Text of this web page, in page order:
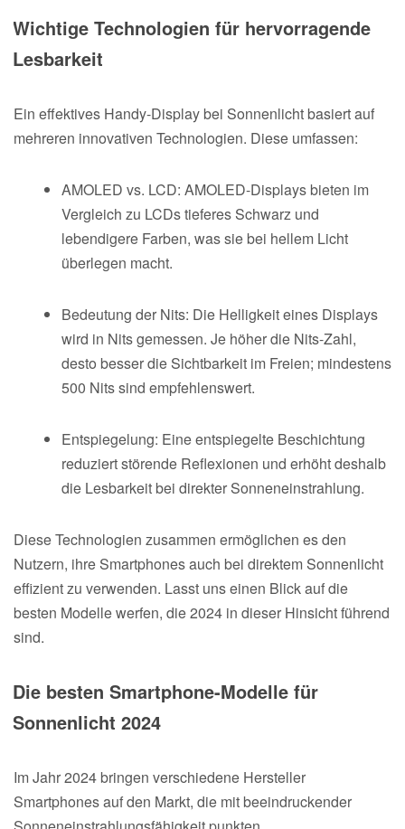
Wichtige Technologien für hervorragende
Lesbarkeit
Ein effektives Handy-Display bei Sonnenlicht basiert auf
mehreren innovativen Technologien. Diese umfassen:
AMOLED vs. LCD: AMOLED-Displays bieten im
Vergleich zu LCDs tieferes Schwarz und
lebendigere Farben, was sie bei hellem Licht
überlegen macht.
Bedeutung der Nits: Die Helligkeit eines Displays
wird in Nits gemessen. Je höher die Nits-Zahl,
desto besser die Sichtbarkeit im Freien; mindestens
500 Nits sind empfehlenswert.
Entspiegelung: Eine entspiegelte Beschichtung
reduziert störende Reflexionen und erhöht deshalb
die Lesbarkeit bei direkter Sonneneinstrahlung.
Diese Technologien zusammen ermöglichen es den
Nutzern, ihre Smartphones auch bei direktem Sonnenlicht
effizient zu verwenden. Lasst uns einen Blick auf die
besten Modelle werfen, die 2024 in dieser Hinsicht führend
sind.
Die besten Smartphone-Modelle für
Sonnenlicht 2024
Im Jahr 2024 bringen verschiedene Hersteller
Smartphones auf den Markt, die mit beeindruckender